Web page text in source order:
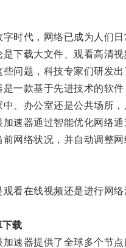
代，网络已成为人们日
载大文件、观看高清视
题，科技专家们研发出
款基于先进技术的软件
办公室还是公共场所，
器通过智能优化网络通
络状况，并自动调整网
在线视频还是进行网络
下载
器提供了全球多个节点